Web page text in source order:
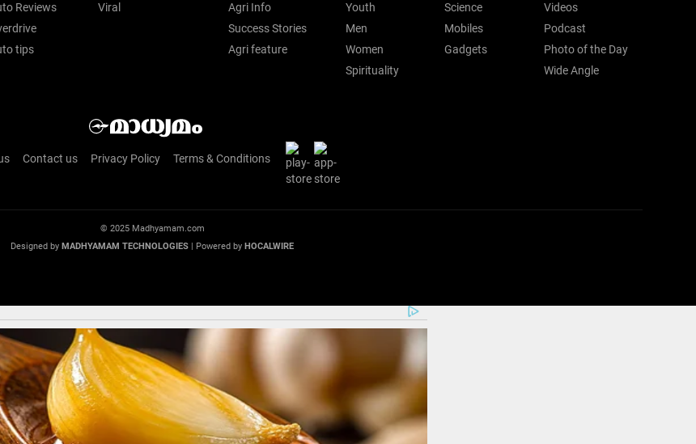
Reviews
tips
Viral
Agri Info
Success Stories
Agri feature
Youth
Men
Women
Spirituality
Science
Mobiles
Gadgets
Videos
Podcast
Photo of the Day
Wide Angle
Contact us Privacy Policy Terms & Conditions
© 2025 Madhyamam.com
Designed by MADHYAMAM TECHNOLOGIES | Powered by HOCALWIRE